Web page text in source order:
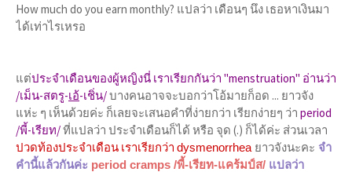
How much do you earn monthly? แปลว่า เดือนๆ นึง เธอหาเงินมา
ได้เท่าไรเหรอ
แต่ประจำเดือนของผู้หญิงนี่ เราเรียกกันว่า "menstruation" อ่านว่า
/เม็น-สตรู-เอ้-เชิ่น/บางคนอาจจะบอกว่าโอ้มายก็อด ... ยาวจัง
แห่ะ ๆ เห็นด้วยค่ะ ก็เลยจะเสนอคำที่ง่ายกว่า เรียกง่ายๆ ว่า period
/พี้-เรียท/ที่แปลว่า ประจำเดือนก็ได้ หรือ จุด (.) ก็ได้ค่ะ ส่วนเวลา
ปวดท้องประจำเดือน เราเรียกว่า dysmenorrhea ยาวจังนะคะ จำ
คำนี้แล้วกันค่ะ period cramps /พี้-เรียท-แคร้มป์ส/ แปลว่า